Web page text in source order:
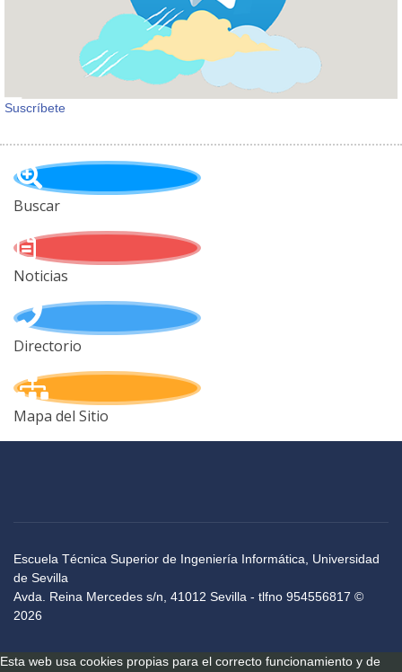
Suscríbete
Buscar
Noticias
Directorio
Mapa del Sitio
Escuela Técnica Superior de Ingeniería Informática, Universidad
de Sevilla
Avda. Reina Mercedes s/n, 41012 Sevilla - tlfno 954556817 ©
2026
Esta web usa cookies propias para el correcto funcionamiento y de